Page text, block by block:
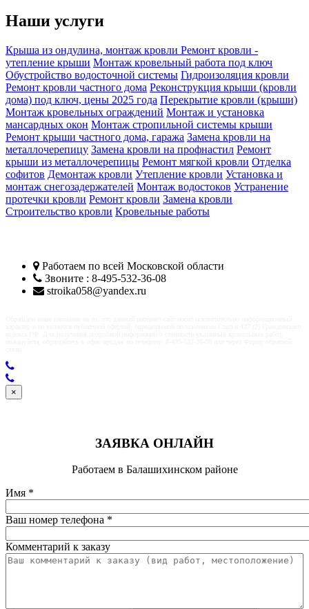
Наши услуги
Крыша из ондулина, монтаж кровли Ремонт кровли -
утепление крыши Монтаж кровельный работа под ключ
Обустройство водосточной системы Гидроизоляция кровли
Ремонт кровли частного дома Реконструкция крыши (кровли
дома) под ключ, цены 2025 года Перекрытие кровли (крыши)
Монтаж кровельных ограждений Монтаж и установка
мансардных окон Монтаж стропильной системы крыши
Ремонт крыши частного дома, гаража Замена кровли на
металлочерепицу Замена кровли на профнастил Ремонт
крыши из металлочерепицы Ремонт мягкой кровли Отделка
софитов Демонтаж кровли Утепление кровли Установка и
монтаж снегозадержателей Монтаж водостоков Устранение
протечки кровли Ремонт кровли Замена кровли
Строительство кровли Кровельные работы
Работаем по всей Московской области
Звоните : 8-495-532-36-08
stroika058@yandex.ru
×
ЗАЯВКА ОНЛАЙН
Работаем в Балашихинском районе
Имя *
Ваш номер телефона *
Комментарий к заказу